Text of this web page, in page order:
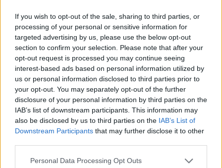
If you wish to opt-out of the sale, sharing to third parties, or
processing of your personal or sensitive information for
targeted advertising by us, please use the below opt-out
section to confirm your selection. Please note that after your
opt-out request is processed you may continue seeing
interest-based ads based on personal information utilized by
us or personal information disclosed to third parties prior to
your opt-out. You may separately opt-out of the further
disclosure of your personal information by third parties on the
IAB’s list of downstream participants. This information may
also be disclosed by us to third parties on the IAB’s List of
Downstream Participants that may further disclose it to other
Please note that this website/app uses one or more Google
Personal Data Processing Opt Outs
A történelem legkiválóbb hadseregei
Másfél hónappal ezelőtt feltettem a Lemilblog